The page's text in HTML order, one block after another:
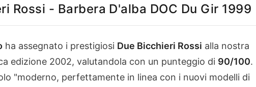
Rossi - Barbera D'alba DOC Du Gir 1999
ha assegnato i prestigiosi Due Bicchieri Rossi alla nostra
edizione 2002, valutandola con un punteggio di 90/100.
"moderno, perfettamente in linea con i nuovi modelli di